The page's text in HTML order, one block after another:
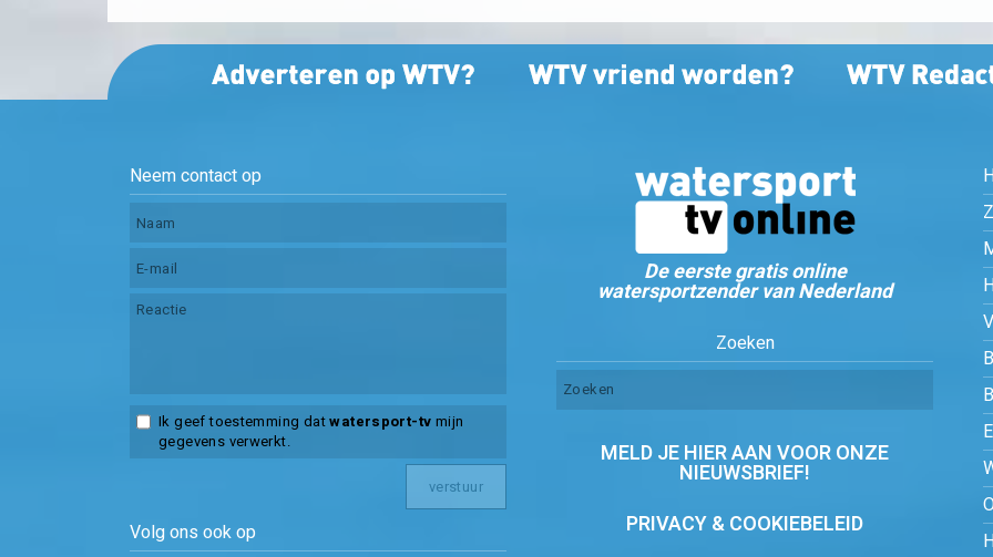
Neem contact op
Ik geef toestemming datwatersport-tv mijn
gegevens verwerkt.
Volg ons ook op
De eerste gratis online
watersportzender van Nederland
Zoeken
MELD JE HIER AAN VOOR ONZE
NIEUWSBRIEF!
PRIVACY & COOKIEBELEID